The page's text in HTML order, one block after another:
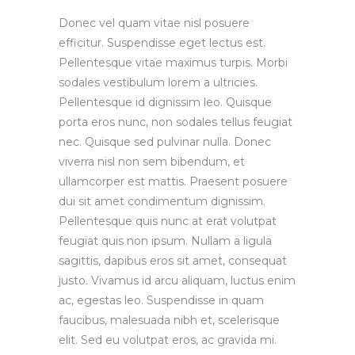
Donec vel quam vitae nisl posuere
efficitur. Suspendisse eget lectus est.
Pellentesque vitae maximus turpis. Morbi
sodales vestibulum lorem a ultricies.
Pellentesque id dignissim leo. Quisque
porta eros nunc, non sodales tellus feugiat
nec. Quisque sed pulvinar nulla. Donec
viverra nisl non sem bibendum, et
ullamcorper est mattis. Praesent posuere
dui sit amet condimentum dignissim.
Pellentesque quis nunc at erat volutpat
feugiat quis non ipsum. Nullam a ligula
sagittis, dapibus eros sit amet, consequat
justo. Vivamus id arcu aliquam, luctus enim
ac, egestas leo. Suspendisse in quam
faucibus, malesuada nibh et, scelerisque
elit. Sed eu volutpat eros, ac gravida mi.